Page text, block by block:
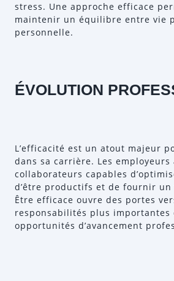
stress. Une approche efficace
maintenir un équilibre entre vie
personnelle.
ÉVOLUTION
L’efficacité est un atout majeur
dans sa carrière. Les
collaborateurs capables
d’être productifs et de fournir
Être efficace ouvre des portes
responsabilités plus importantes
opportunités d’avancement